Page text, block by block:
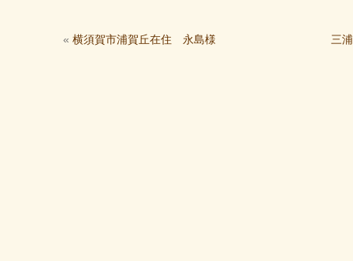
« 横須賀市浦賀丘在住 永島様 三